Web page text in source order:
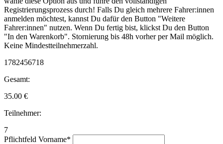
Registrierungsprozess durch! Falls Du gleich mehrere Fahrer:innen
anmelden möchtest, kannst Du dafür den Button "Weitere
Fahrer:innen" nutzen. Wenn Du fertig bist, klickst Du den Button
"In den Warenkorb". Stornierung bis 48h vorher per Mail möglich.
Keine Mindestteilnehmerzahl.
1782456718
Gesamt:
35.00 €
Teilnehmer:
7
Pflichtfeld Vorname*